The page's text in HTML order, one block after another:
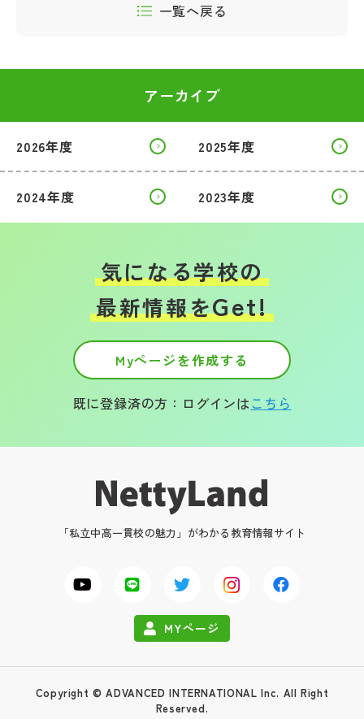
サイトマップ
運営会社
一覧へ戻る
アーカイブ
2026年度 2025年度
2024年度 2023年度
気になる学校の
最新情報をGet!
Myページを作成する
既に登録済の方：ログインはこちら
「私立中高一貫校の魅力」がわかる教育情報サイト
MYページ
Copyright © ADVANCED INTERNATIONAL Inc. All Right
Reserved.